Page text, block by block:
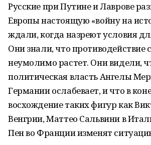
Русские при Путине и Лаврове
Европы настоящую «войну на
ждали, когда назреют условия
Они знали, что противодействие
неумолимо растет. Они видели,
политическая власть Ангелы
Германии ослабевает, и что в
восхождение таких фигур как
Венгрии, Маттео Сальвини в
Пен во Франции изменят